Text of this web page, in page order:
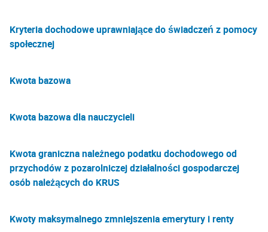
Kryteria dochodowe uprawniające do świadczeń z pomocy
społecznej
Kwota bazowa
Kwota bazowa dla nauczycieli
Kwota graniczna należnego podatku dochodowego od
przychodów z pozarolniczej działalności gospodarczej
osób należących do KRUS
Kwoty maksymalnego zmniejszenia emerytury i renty